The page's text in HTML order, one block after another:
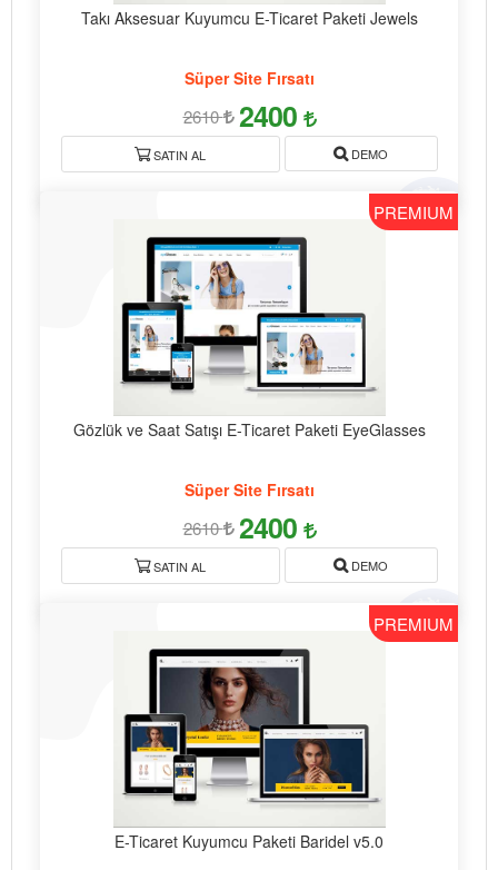
Takı Aksesuar Kuyumcu E-Ticaret Paketi Jewels
Süper Site Fırsatı
2610 2400
SATIN AL DEMO
PREMIUM
Gözlük ve Saat Satışı E-Ticaret Paketi EyeGlasses
Süper Site Fırsatı
2610 2400
SATIN AL DEMO
PREMIUM
E-Ticaret Kuyumcu Paketi Baridel v5.0